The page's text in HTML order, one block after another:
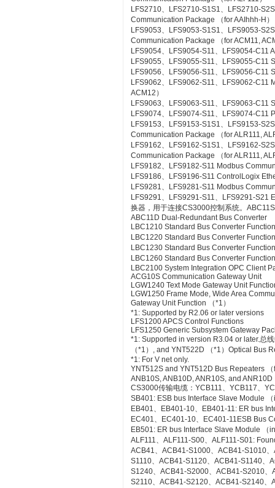
LFS2710、LFS2710-S1S1、LFS2710-
Communication Package （for AAIhhh-H）
LFS9053、LFS9053-S1S1、LFS9053-
Communication Package （for ACM11,
LFS9054、LFS9054-S11、LFS9054-C11
LFS9055、LFS9055-S11、LFS9055-C11
LFS9056、LFS9056-S11、LFS9056-C11
LFS9062、LFS9062-S11、LFS9062-C11
ACM12）
LFS9063、LFS9063-S11、LFS9063-C11
LFS9074、LFS9074-S11、LFS9074-C11
LFS9153、LFS9153-S1S1、LFS9153-
Communication Package （for ALR111,
LFS9162、LFS9162-S1S1、LFS9162-
Communication Package （for ALR111,
LFS9182、LFS9182-S11 Modbus
LFS9186、LFS9196-S11 ControlLogix
LFS9281、LFS9281-S11 Modbus
LFS9291、LFS9291-S11、LFS9291-S21
换器，用于连接CS3000控制系统。
ABC11D Dual-Redundant Bus Converter
LBC1210 Standard Bus Converter
LBC1220 Standard Bus Converter
LBC1230 Standard Bus Converter
LBC1260 Standard Bus Converter
LBC2100 System Integration OPC Client
ACG10S Communication Gateway Unit
LGW1240 Text Mode Gateway Unit
LGW1250 Frame Mode, Wide Area
Gateway Unit Function （*1）
*1: Supported by R2.06 or later versions
LFS1200 APCS Control Functions
LFS1250 Generic Subsystem Gateway
*1: Supported in version R3.04 or later.总
（*1）, and YNT522D （*1）Optical Bus
*1: For V net only.
YNT512S and YNT512D Bus Repeaters
ANB10S, ANB10D, ANR10S, and
CS3000传输电缆：YCB111、YCB117、
SB401: ESB bus Interface Slave Module
EB401、EB401-10、EB401-11: ER bus
EC401、EC401-10、EC401-11ESB Bus
EB501: ER bus Interface Slave Module （
ALF111、ALF111-S00、ALF111-S01:
ACB41、ACB41-S1000、ACB41-S1010
S1110、ACB41-S1120、ACB41-S1140
S1240、ACB41-S2000、ACB41-S2010
S2110、ACB41-S2120、ACB41-S2140